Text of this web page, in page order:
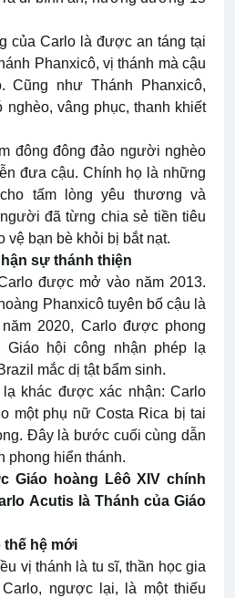
của Carlo là được an táng tại
Phanxicô, vị thánh mà cậu
Cũng như Thánh Phanxicô,
vâng phục, thanh khiết
đông đông đảo người nghèo
đưa cậu. Chính họ là những
tấm lòng yêu thương và
đã từng chia sẻ tiền tiêu
vệ bạn bè khỏi bị bắt nạt.
sự thánh thiện
được mở vào năm 2013.
Phanxicô tuyên bố cậu là
2020, Carlo được phong
hội công nhận phép lạ
mắc dị tật bẩm sinh.
lạ khác được xác nhận: Carlo
một phụ nữ Costa Rica bị tai
Đây là bước cuối cùng dẫn
phong hiển thánh.
Giáo hoàng Lêô XIV chính
Acutis là Thánh của Giáo
thế hệ mới
vị thánh là tu sĩ, thần học gia
ngược lại, là một thiếu